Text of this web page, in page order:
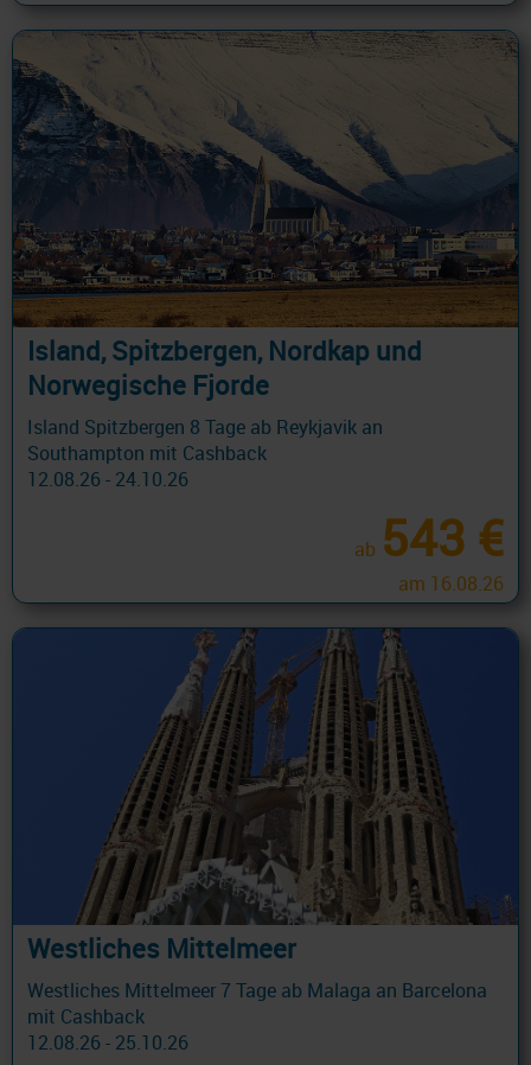
Island, Spitzbergen, Nordkap und
Norwegische Fjorde
Island Spitzbergen 8 Tage ab Reykjavik an
Southampton mit Cashback
12.08.26 - 24.10.26
ab 543 €
am 16.08.26
Westliches Mittelmeer
Westliches Mittelmeer 7 Tage ab Malaga an Barcelona
mit Cashback
12.08.26 - 25.10.26